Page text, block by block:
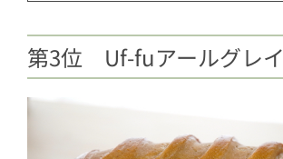
第3位 Uf-fuアールグレイ